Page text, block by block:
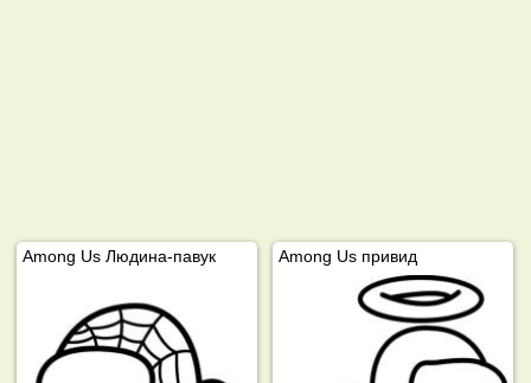
Among Us Людина-павук Among Us привид